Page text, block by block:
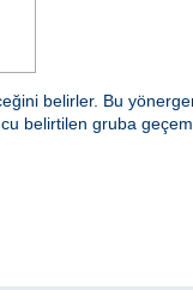
belirler. Bu
belirtilen gruba